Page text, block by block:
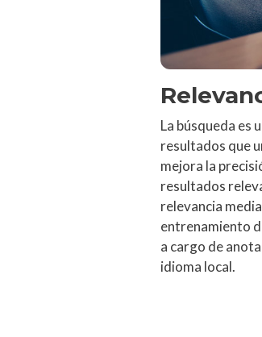
La búsqueda es
resultados que
mejora la
resultados
relevancia
entrenamiento
a cargo de
idioma local.